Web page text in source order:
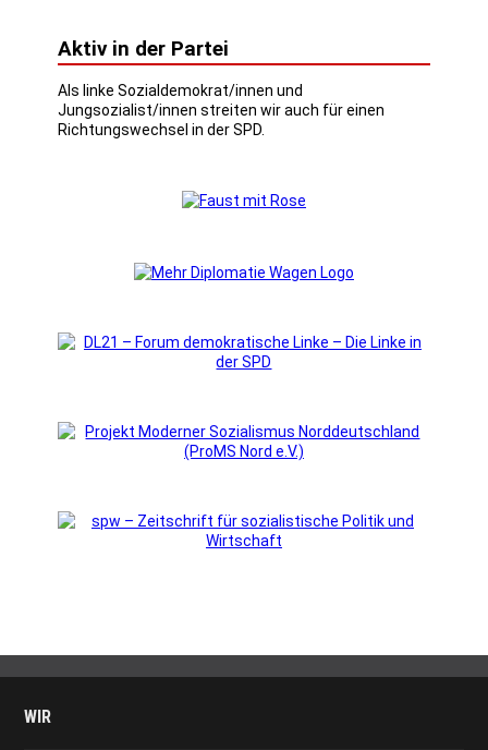
Aktiv in der Partei
Als linke Sozialdemokrat/innen und
Jungsozialist/innen streiten wir auch für einen
Richtungswechsel in der SPD.
WIR